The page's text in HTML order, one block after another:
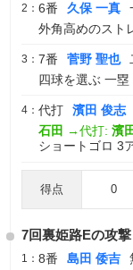
2： 6番 久保 一真
外角高めのスト
3： 7番 菅野 聖也
四球を選ぶ 一塁
4： 代打 濱田 俊志
石田 →代打: 濱田
ショートゴロ 3
得点 0
7回裏姫路Eの攻撃
1： 8番 島田 倭吉